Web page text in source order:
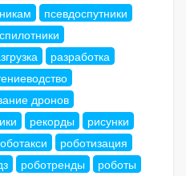
псевдоспутники
разработка
дронов
рекорды
рисунки
роботизация
роботренды
роботы